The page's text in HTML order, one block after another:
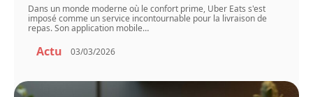
Dans un monde moderne où le confort prime, Uber Eats s'est
imposé comme un service incontournable pour la livraison de
repas. Son application mobile…
Actu 03/03/2026